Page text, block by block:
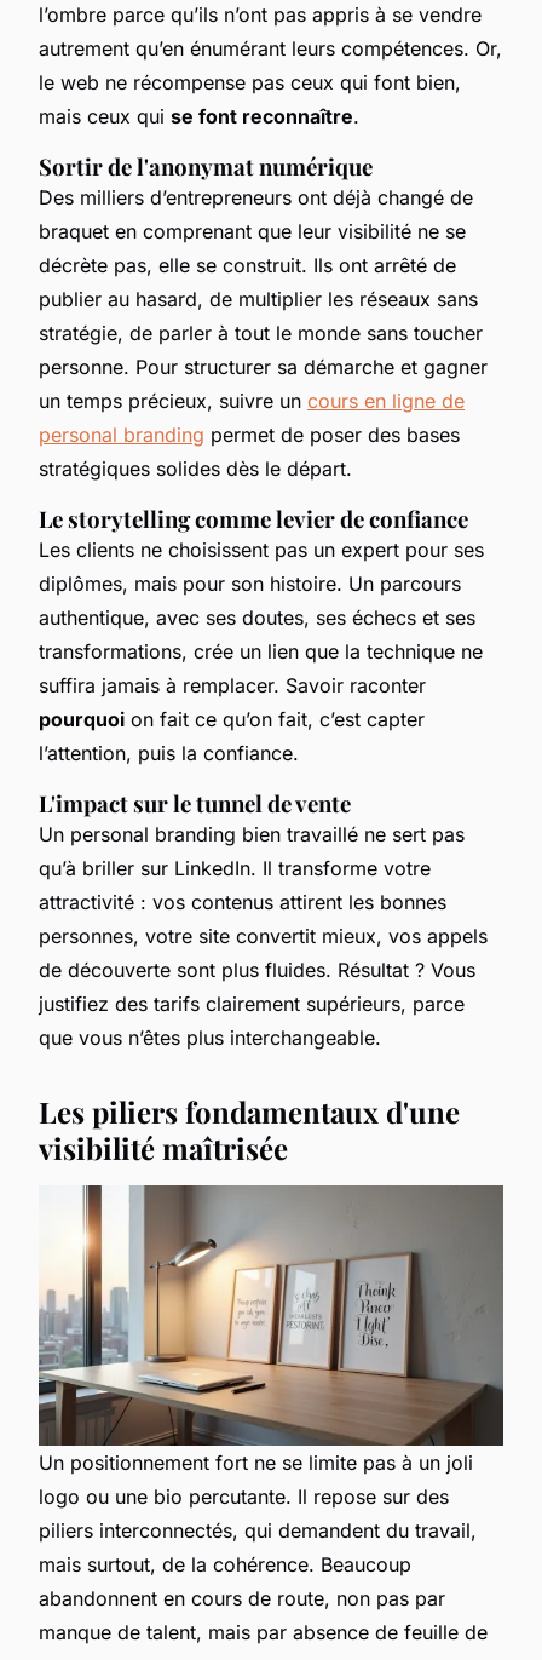
l’ombre parce qu’ils n’ont pas appris à se vendre
autrement qu’en énumérant leurs compétences. Or,
le web ne récompense pas ceux qui font bien,
mais ceux qui se font reconnaître.
Sortir de l'anonymat numérique
Des milliers d’entrepreneurs ont déjà changé de
braquet en comprenant que leur visibilité ne se
décrète pas, elle se construit. Ils ont arrêté de
publier au hasard, de multiplier les réseaux sans
stratégie, de parler à tout le monde sans toucher
personne. Pour structurer sa démarche et gagner
un temps précieux, suivre un cours en ligne de
personal branding permet de poser des bases
stratégiques solides dès le départ.
Le storytelling comme levier de confiance
Les clients ne choisissent pas un expert pour ses
diplômes, mais pour son histoire. Un parcours
authentique, avec ses doutes, ses échecs et ses
transformations, crée un lien que la technique ne
suffira jamais à remplacer. Savoir raconter
pourquoi on fait ce qu’on fait, c’est capter
l’attention, puis la confiance.
L'impact sur le tunnel de vente
Un personal branding bien travaillé ne sert pas
qu’à briller sur LinkedIn. Il transforme votre
attractivité : vos contenus attirent les bonnes
personnes, votre site convertit mieux, vos appels
de découverte sont plus fluides. Résultat ? Vous
justifiez des tarifs clairement supérieurs, parce
que vous n’êtes plus interchangeable.
Les piliers fondamentaux d'une
visibilité maîtrisée
Un positionnement fort ne se limite pas à un joli
logo ou une bio percutante. Il repose sur des
piliers interconnectés, qui demandent du travail,
mais surtout, de la cohérence. Beaucoup
abandonnent en cours de route, non pas par
manque de talent, mais par absence de feuille de